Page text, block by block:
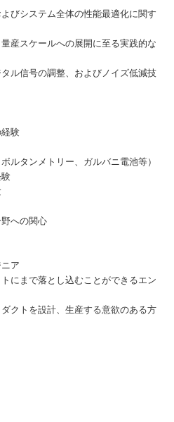
びシステム全体の性能最適化に関す
産スケールへの展開に至る実践的な
ル信号の調整、およびノイズ低減技
験
ルタンメトリー、ガルバニ電池等）
への関心
ア
にまで落とし込むことができるエン
クトを設計、生産する意欲のある方